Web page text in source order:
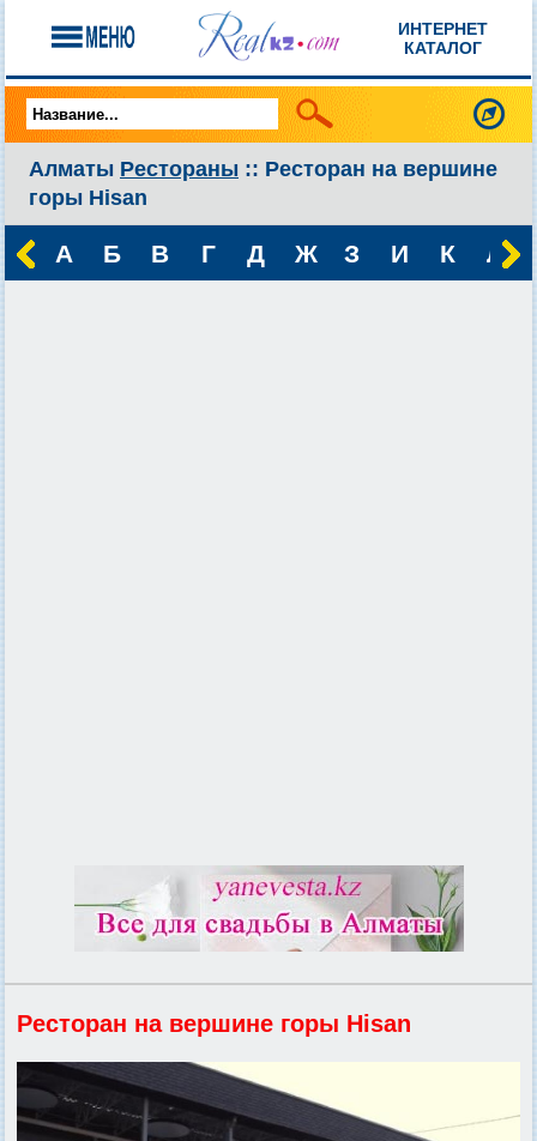
ИНТЕРНЕТ
КАТАЛОГ
Алматы Рестораны :: Ресторан на вершине
горы Hisan
А Б В Г Д Ж З И К Л
Ресторан на вершине горы Hisan